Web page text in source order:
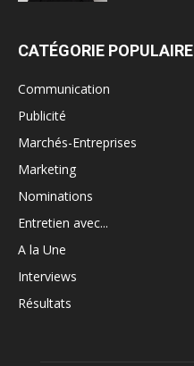
CATÉGORIE POPULAIRE
Communication
Publicité
Marchés-Entreprises
Marketing
Nominations
Entretien avec...
A la Une
Interviews
Résultats